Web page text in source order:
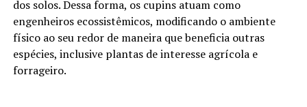
dos solos. Dessa forma, os cupins atuam como
engenheiros ecossistêmicos, modificando o ambiente
físico ao seu redor de maneira que beneficia outras
espécies, inclusive plantas de interesse agrícola e
forrageiro.